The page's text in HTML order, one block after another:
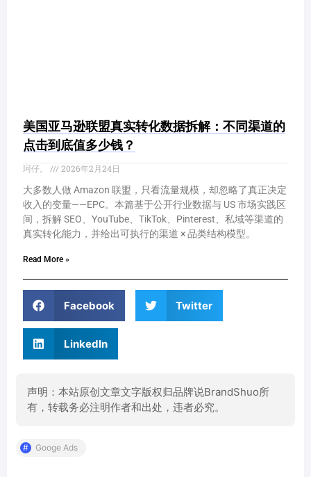
美国亚马逊联盟真实转化数据拆解：不同渠道的
点击到底值多少钱？
珂仔。
2026年2月24日
大多数人做 Amazon 联盟，只看流量规模，却忽略了真正决定
收入的变量——EPC。本篇基于公开行业数据与 US 市场实践区
间，拆解 SEO、YouTube、TikTok、Pinterest、私域等渠道的
真实转化能力，并给出可执行的渠道 × 品类结构模型。
Read More »
Facebook Twitter
LinkedIn
声明：本站原创文章文字版权归品牌说BrandShuo所
有，转载务必注明作者和出处，违者必究。
Googe Ads